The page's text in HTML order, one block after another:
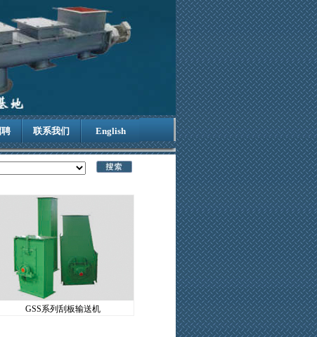
联系我们 English
GSS系列刮板输送机